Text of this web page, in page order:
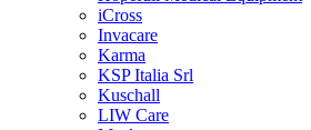
iCross
Invacare
Karma
KSP Italia Srl
Kuschall
LIW Care